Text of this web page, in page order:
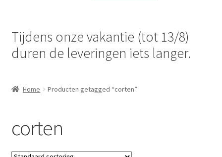
FAQ
Tijdens onze vakantie (tot 13/8)
duren de leveringen iets langer.
Home Producten getagged “corten”
corten